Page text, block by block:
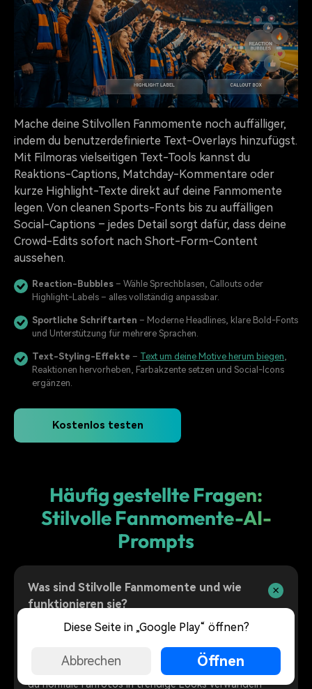
Mache deine Stilvollen Fanmomente noch auffälliger,
indem du benutzerdefinierte Text-Overlays hinzufügst.
Mit Filmoras vielseitigen Text-Tools kannst du
Reaktions-Captions, Matchday-Kommentare oder
kurze Highlight-Texte direkt auf deine Fanmomente
legen. Von cleanen Sports-Fonts bis zu auffälligen
Social-Captions – jedes Detail sorgt dafür, dass deine
Crowd-Edits sofort nach Short-Form-Content
aussehen.
Reaction-Bubbles – Wähle Sprechblasen, Callouts oder
Highlight-Labels – alles vollständig anpassbar.
Sportliche Schriftarten – Moderne Headlines, klare Bold-Fonts
und Unterstützung für mehrere Sprachen.
Text-Styling-Effekte – Text um deine Motive herum biegen
Reaktionen hervorheben, Farbakzente setzen und Social-Icons
ergänzen.
Kostenlos testen
Häufig gestellte Fragen:
Stilvolle Fanmomente-AI-
Prompts
Was sind Stilvolle Fanmomente und wie
funktionieren sie?
Stilvolle Fanmomente sind AI-Prompts, die Bild- und
Reaktionen, Crowd-Aesthetic und social-taugliche
Sports-Edits zu erzeugen. Mit diesen Prompts kannst
du normale Fanfotos in trendige Looks verwandeln –
Diese Seite in „Google Play“ öffnen?
Abbrechen Öffnen